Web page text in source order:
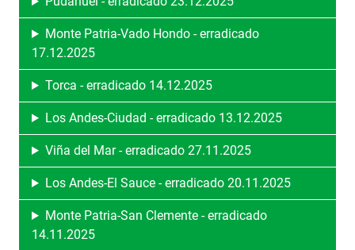
Monte Patria-Vado Hondo - erradicado
17.12.2025
Torca - erradicado 14.12.2025
Los Andes-Ciudad - erradicado 13.12.2025
Viña del Mar - erradicado 27.11.2025
Los Andes-El Sauce - erradicado 20.11.2025
Monte Patria-San Clemente - erradicado
14.11.2025